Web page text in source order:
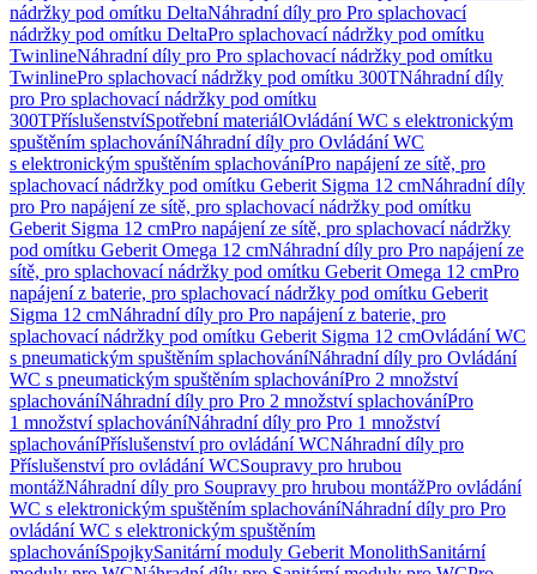
nádržky pod omítku DeltaNáhradní díly pro Pro splachovací
nádržky pod omítku DeltaPro splachovací nádržky pod omítku
TwinlineNáhradní díly pro Pro splachovací nádržky pod omítku
TwinlinePro splachovací nádržky pod omítku 300TNáhradní díly
pro Pro splachovací nádržky pod omítku
300TPříslušenstvíSpotřební materiálOvládání WC s elektronickým
spuštěním splachováníNáhradní díly pro Ovládání WC
s elektronickým spuštěním splachováníPro napájení ze sítě, pro
splachovací nádržky pod omítku Geberit Sigma 12 cmNáhradní díly
pro Pro napájení ze sítě, pro splachovací nádržky pod omítku
Geberit Sigma 12 cmPro napájení ze sítě, pro splachovací nádržky
pod omítku Geberit Omega 12 cmNáhradní díly pro Pro napájení ze
sítě, pro splachovací nádržky pod omítku Geberit Omega 12 cmPro
napájení z baterie, pro splachovací nádržky pod omítku Geberit
Sigma 12 cmNáhradní díly pro Pro napájení z baterie, pro
splachovací nádržky pod omítku Geberit Sigma 12 cmOvládání WC
s pneumatickým spuštěním splachováníNáhradní díly pro Ovládání
WC s pneumatickým spuštěním splachováníPro 2 množství
splachováníNáhradní díly pro Pro 2 množství splachováníPro
1 množství splachováníNáhradní díly pro Pro 1 množství
splachováníPříslušenství pro ovládání WCNáhradní díly pro
Příslušenství pro ovládání WCSoupravy pro hrubou
montážNáhradní díly pro Soupravy pro hrubou montážPro ovládání
WC s elektronickým spuštěním splachováníNáhradní díly pro Pro
ovládání WC s elektronickým spuštěním
splachováníSpojkySanitární moduly Geberit MonolithSanitární